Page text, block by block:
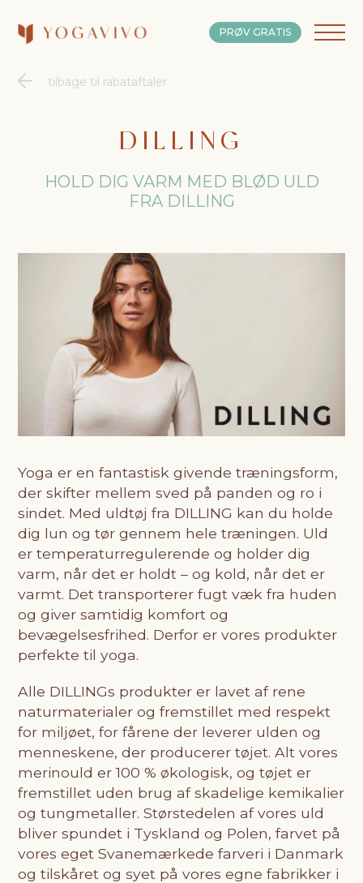
PRØV GRATIS
tilbage til rabataftaler
DILLING
HOLD DIG VARM MED BLØD ULD
FRA DILLING
Yoga er en fantastisk givende træningsform,
der skifter mellem sved på panden og ro i
sindet. Med uldtøj fra DILLING kan du holde
dig lun og tør gennem hele træningen. Uld
er temperaturregulerende og holder dig
varm, når det er holdt – og kold, når det er
varmt. Det transporterer fugt væk fra huden
og giver samtidig komfort og
bevægelsesfrihed. Derfor er vores produkter
perfekte til yoga.
Alle DILLINGs produkter er lavet af rene
naturmaterialer og fremstillet med respekt
for miljøet, for fårene der leverer ulden og
menneskene, der producerer tøjet. Alt vores
merinould er 100 % økologisk, og tøjet er
fremstillet uden brug af skadelige kemikalier
og tungmetaller. Størstedelen af vores uld
bliver spundet i Tyskland og Polen, farvet på
vores eget Svanemærkede farveri i Danmark
og tilskåret og syet på vores egne fabrikker i